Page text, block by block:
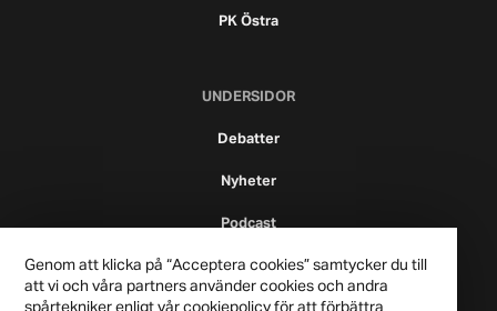
PK Östra
UNDERSIDOR
Debatter
Nyheter
Podcast
Genom att klicka på “Acceptera cookies” samtycker du till
att vi och våra partners använder cookies och andra
spårtekniker enligt vår cookiepolicy för att förbättra